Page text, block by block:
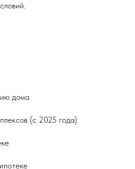
дома
(с 2025 года)